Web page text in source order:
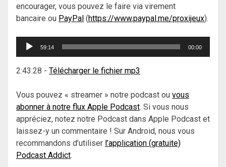
encourager, vous pouvez le faire via virement
bancaire ou PayPal (https://www.paypal.me/proxijeux).
Lecteur
59:14 00:00
2:43:28 - Télécharger le fichier mp3
Vous pouvez « streamer » notre podcast ou vous
abonner à notre flux Apple Podcast. Si vous nous
appréciez, notez notre Podcast dans Apple Podcast et
laissez-y un commentaire ! Sur Android, nous vous
recommandons d’utiliser l’application (gratuite)
Podcast Addict.